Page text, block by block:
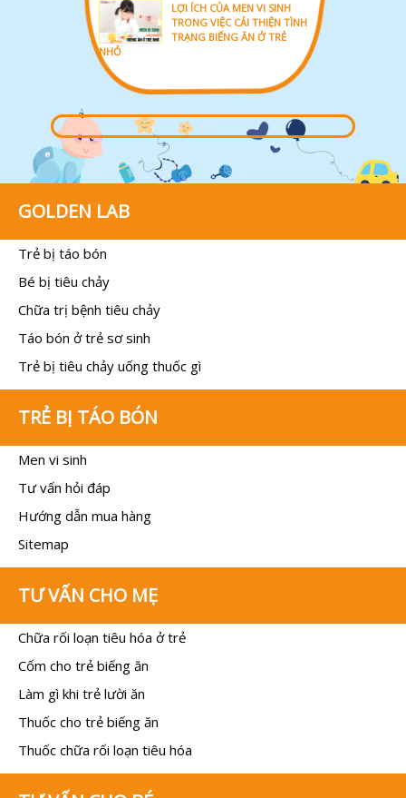
LỢI ÍCH CỦA MEN VI SINH
TRONG VIỆC CẢI THIỆN TÌNH
TRẠNG BIẾNG ĂN Ở TRẺ
NHỎ
GOLDEN LAB
Trẻ bị táo bón
Bé bị tiêu chảy
Chữa trị bệnh tiêu chảy
Táo bón ở trẻ sơ sinh
Trẻ bị tiêu chảy uống thuốc gì
TRẺ BỊ TÁO BÓN
Men vi sinh
Tư vấn hỏi đáp
Hướng dẫn mua hàng
Sitemap
TƯ VẤN CHO MẸ
Chữa rối loạn tiêu hóa ở trẻ
Cốm cho trẻ biếng ăn
Làm gì khi trẻ lười ăn
Thuốc cho trẻ biếng ăn
Thuốc chữa rối loạn tiêu hóa